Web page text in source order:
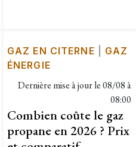
GAZ EN CITERNE
GAZ
ÉNERGIE
Dernière mise à jour le08/08 à
08:00
Combien coûte le gaz
propane en 2026 ? Prix